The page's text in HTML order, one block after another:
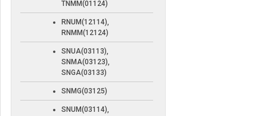
TNMM(01124)
RNUM(12114),
RNMM(12124)
SNUA(03113),
SNMA(03123),
SNGA(03133)
SNMG(03125)
SNUM(03114),